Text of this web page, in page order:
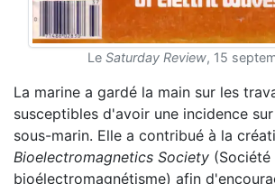
Le Saturday Review, 15
La marine a gardé la main sur les
susceptibles d'avoir une incidence
sous-marin. Elle a contribué à la
Bioelectromagnetics Society (Société
bioélectromagnétisme) afin